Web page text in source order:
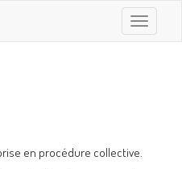
Toggle
en procédure collective.